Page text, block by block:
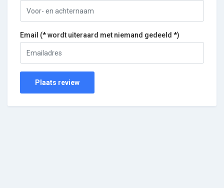
Email (* wordt uiteraard met niemand gedeeld *)
Plaats review